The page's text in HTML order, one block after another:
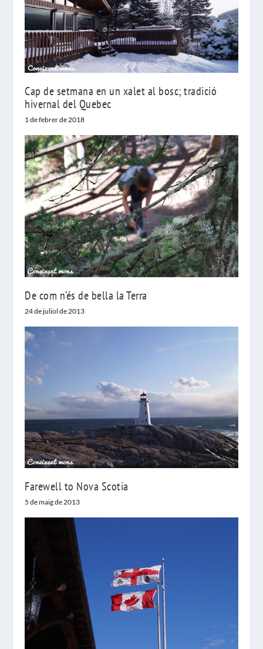
Cap de setmana en un xalet al bosc; tradició
hivernal del Quebec
1 de febrer de 2018
De com n’és de bella la Terra
24 de juliol de 2013
Farewell to Nova Scotia
5 de maig de 2013